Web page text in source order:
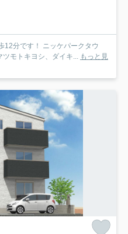
12分です！ ニッケパークタウ
モトキヨシ、ダイキ...
もっと見